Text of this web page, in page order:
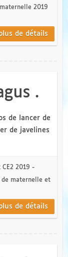
2019
de détails
.
de lancer de
de javelines
CE2 2019 -
de maternelle et
de détails